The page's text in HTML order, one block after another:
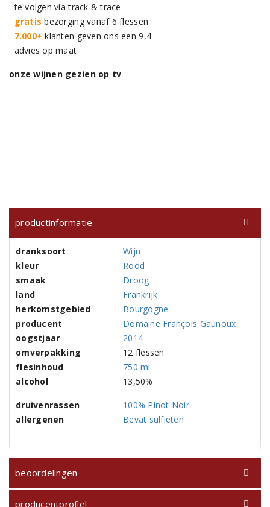
te volgen via track & trace
gratis bezorging vanaf 6 flessen
7.000+ klanten geven ons een 9,4
advies op maat
onze wijnen gezien op tv
productinformatie
dranksoort
Wijn
kleur
Rood
smaak
Droog
land
Frankrijk
herkomstgebied
Bourgogne
producent
Domaine François Gaunoux
oogstjaar
2014
omverpakking
12 flessen
flesinhoud
750 ml
alcohol
13,50%
druivenrassen
100% Pinot Noir
allergenen
Bevat sulfieten
beoordelingen
producentprofiel